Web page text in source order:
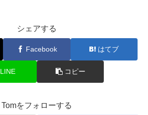
シェアする
Facebook はてブ
LINE コピー
Tomをフォローする